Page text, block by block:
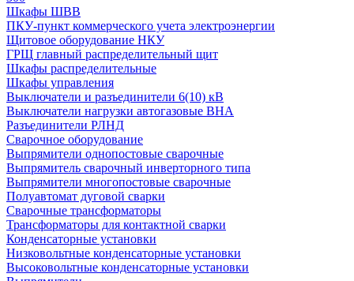
Шкафы ШВВ
ПКУ-пункт коммерческого учета электроэнергии
Щитовое оборудование НКУ
ГРЩ главный распределительный щит
Шкафы распределительные
Шкафы управления
Выключатели и разъединители 6(10) кВ
Выключатели нагрузки автогазовые ВНА
Разъединители РЛНД
Сварочное оборудование
Выпрямители однопостовые сварочные
Выпрямитель сварочный инверторного типа
Выпрямители многопостовые сварочные
Полуавтомат дуговой сварки
Сварочные трансформаторы
Трансформаторы для контактной сварки
Конденсаторные установки
Низковольтные конденсаторные установки
Высоковольтные конденсаторные установки